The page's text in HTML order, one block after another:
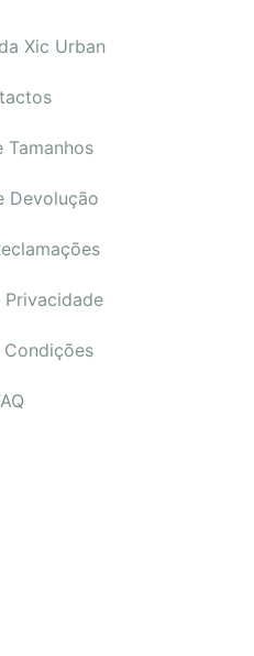
Xic Urban
Tamanhos
Devolução
Condições